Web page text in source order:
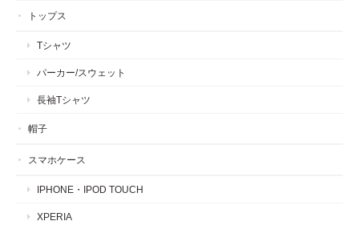
トップス
Tシャツ
パーカー/スウェット
長袖Tシャツ
帽子
スマホケース
IPHONE・IPOD TOUCH
XPERIA